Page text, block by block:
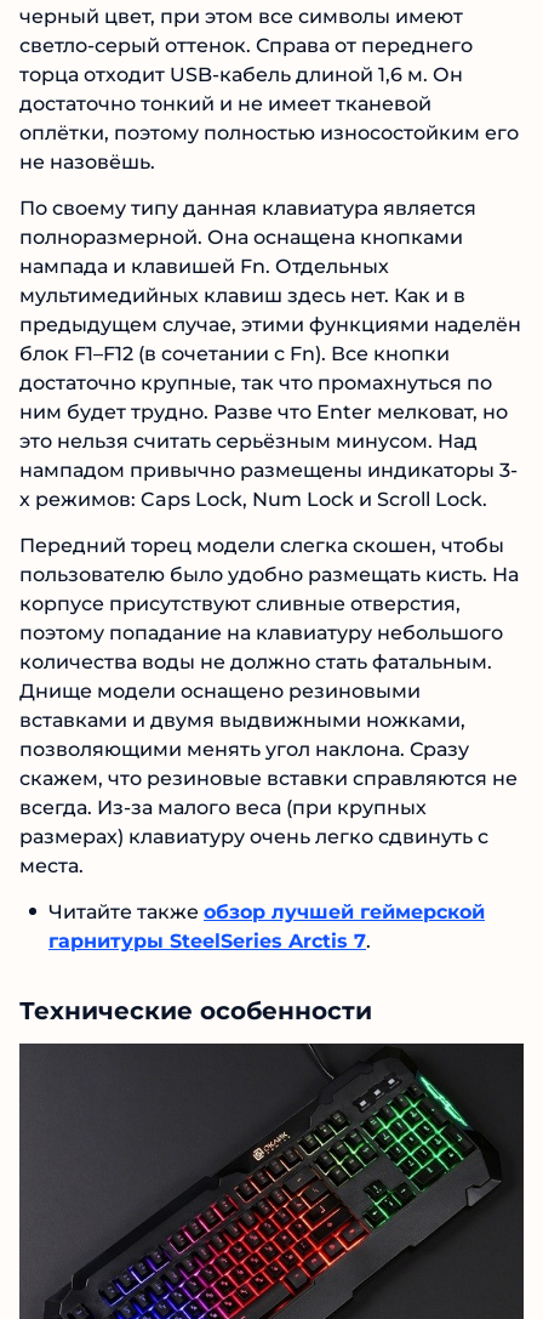
черный цвет, при этом все символы имеют
светло-серый оттенок. Справа от переднего
торца отходит USB-кабель длиной 1,6 м. Он
достаточно тонкий и не имеет тканевой
оплётки, поэтому полностью износостойким его
не назовёшь.
По своему типу данная клавиатура является
полноразмерной. Она оснащена кнопками
нампада и клавишей Fn. Отдельных
мультимедийных клавиш здесь нет. Как и в
предыдущем случае, этими функциями наделён
блок F1–F12 (в сочетании с Fn). Все кнопки
достаточно крупные, так что промахнуться по
ним будет трудно. Разве что Enter мелковат, но
это нельзя считать серьёзным минусом. Над
нампадом привычно размещены индикаторы 3-
х режимов: Caps Lock, Num Lock и Scroll Lock.
Передний торец модели слегка скошен, чтобы
пользователю было удобно размещать кисть. На
корпусе присутствуют сливные отверстия,
поэтому попадание на клавиатуру небольшого
количества воды не должно стать фатальным.
Днище модели оснащено резиновыми
вставками и двумя выдвижными ножками,
позволяющими менять угол наклона. Сразу
скажем, что резиновые вставки справляются не
всегда. Из-за малого веса (при крупных
размерах) клавиатуру очень легко сдвинуть с
места.
Читайте также обзор лучшей геймерской
гарнитуры SteelSeries Arctis 7.
Технические особенности